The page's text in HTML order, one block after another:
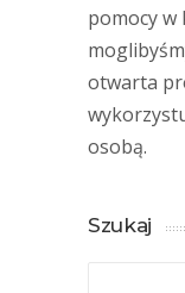
pomocy w
otwarta
osobą.
Szukaj